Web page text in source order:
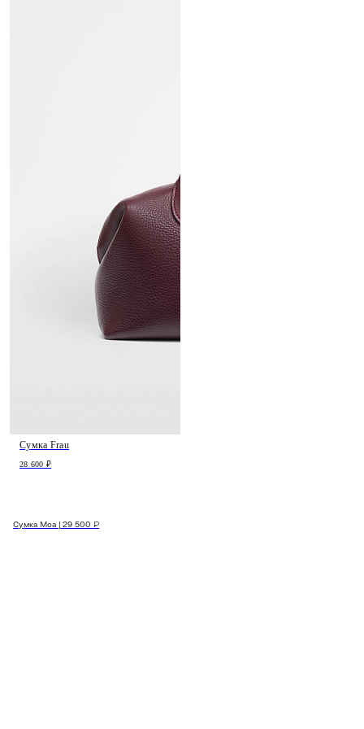
Сумка Frau
28 600 ₽
Сумка Moa | 29 500 ₽